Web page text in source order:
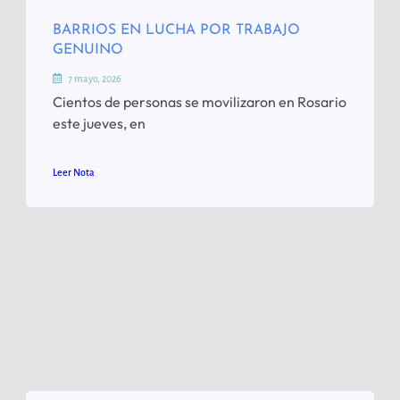
BARRIOS EN LUCHA POR TRABAJO
GENUINO
7 mayo, 2026
Cientos de personas se movilizaron en Rosario
este jueves, en
Leer Nota